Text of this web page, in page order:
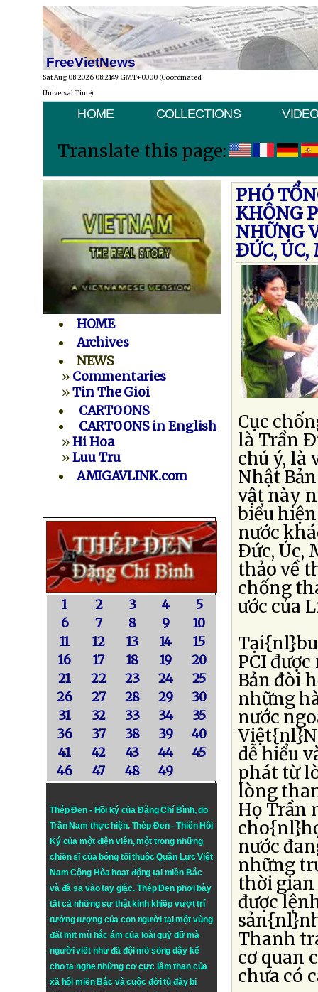
FreeVietNews
Sat Aug 08 2026 08:21:49 GMT+0000 (Coordinated
Universal Time)
HOME COLLECTIONS
Translate this page:
HOME
Archives
NEWS
» Commentaries
»Tin The Gioi
CARTOONS
CARTOONS in English
»Hi Hoa
»Luu Tru
AMIGAVLINK.com
1 2 3 4
5
6
7 8 9
10
11
12 13 14
15
16
17 18 19
20
21
22 23 24
25
26
27 28 29
30
31
32 33 34
35
36
37 38 39
40
41
42 43 44
45
46
47 48 49
Thép Đen - Hồi ký của Đặng Chí Bình, do
Trần Nam thực hiện. Thép Đen- Thiên Hồi
Ký của một điện viên, một trong những
chiến sĩ của bóng tối thuộc Quân Lực Việt
Nam Cộng Hòa hoạt động tại miền Bắc
và đã sa vào tay giặc. Thép Đen phơi bày
tất cả những sự thật kinh khiếp vượt trí
tưởng tượng của con người tại một vùng
đất mịt mù hắc ám của loài quỷ dữ mà
người viết như đã đội mồ sống dậy kể
cho ta nghe những cơ cực lầm than của
xã hội miền Bắc và cuộc đời tù đày bi
PHÓ
KHÔNG
NHỮNG
ÐỨC, ÚC,
Cục
là Trần
chú ý, là
Nhật
vật này
biểu
nước
Ðức, Úc,
thảo về
chống
ước của
PCI
Bản đòi
những
nước
dễ hiểu
phát từ
lòng
Họ Trần
nước
những
thời gian
được
Thanh
cơ quan
chưa có